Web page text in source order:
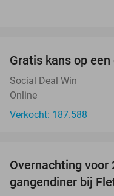
Gratis kans op
Social Deal Win
Online
Verkocht: 187.588
Overnachting voor
gangendiner bij